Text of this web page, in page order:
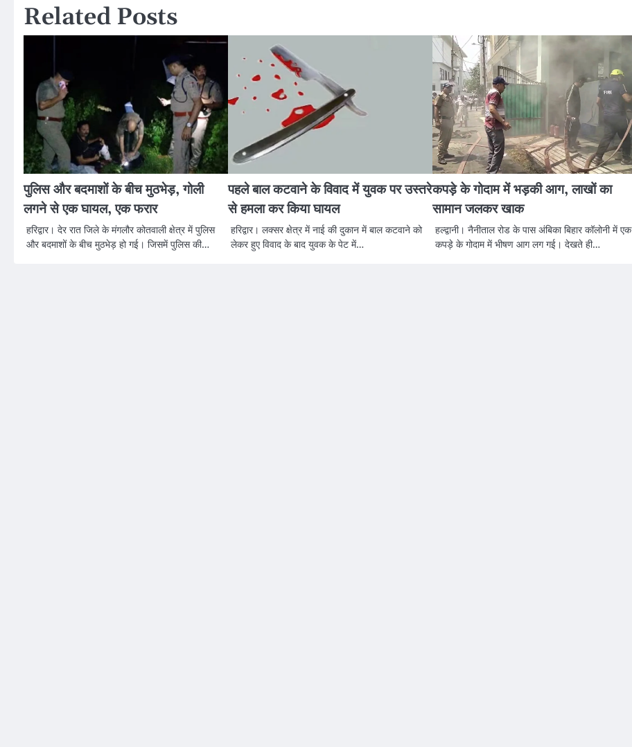
Related Posts
पुलिस और बदमाशों के बीच मुठभेड़, गोली
लगने से एक घायल, एक फरार
हरिद्वार। देर रात जिले के मंगलौर कोतवाली क्षेत्र में पुलिस
और बदमाशों के बीच मुठभेड़ हो गई। जिसमें पुलिस की…
पहले बाल कटवाने के विवाद में युवक पर उस्तरे
से हमला कर किया घायल
हरिद्वार। लक्सर क्षेत्र में नाई की दुकान में बाल कटवाने को
लेकर हुए विवाद के बाद युवक के पेट में…
कपड़े के गोदाम में भड़की आग, लाखों का
सामान जलकर खाक
हल्द्वानी। नैनीताल रोड के पास अंबिका बिहार कॉलोनी में एक
कपड़े के गोदाम में भीषण आग लग गई। देखते ही…